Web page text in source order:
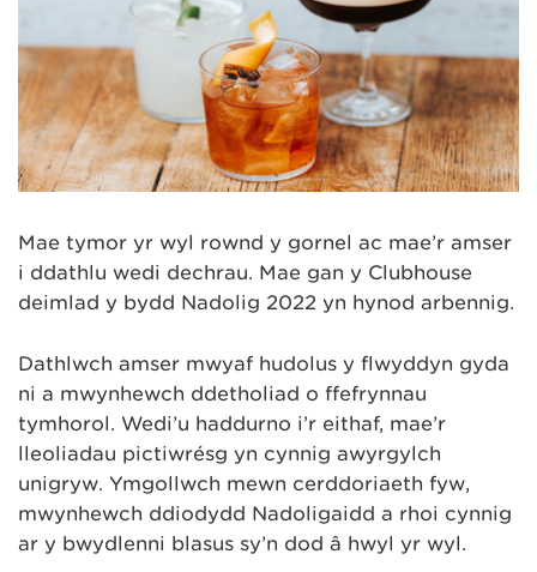
Mae tymor yr ŵyl rownd y gornel ac mae’r amser
i ddathlu wedi dechrau. Mae gan y Clubhouse
deimlad y bydd Nadolig 2022 yn hynod arbennig.
Dathlwch amser mwyaf hudolus y flwyddyn gyda
ni a mwynhewch ddetholiad o ffefrynnau
tymhorol. Wedi’u haddurno i’r eithaf, mae’r
lleoliadau pictiwrésg yn cynnig awyrgylch
unigryw. Ymgollwch mewn cerddoriaeth fyw,
mwynhewch ddiodydd Nadoligaidd a rhoi cynnig
ar y bwydlenni blasus sy’n dod â hwyl yr ŵyl.